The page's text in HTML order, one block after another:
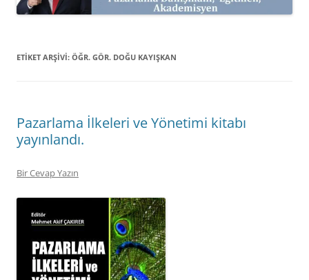
ETIKET ARŞIVI: ÖĞR. GÖR. DOĞU KAYIŞKAN
Pazarlama İlkeleri ve Yönetimi kitabı
yayınlandı.
Bir Cevap Yazın